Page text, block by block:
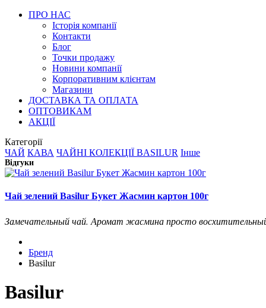
ПРО НАС
Історія компанії
Контакти
Блог
Точки продажу
Новини компанії
Корпоративним клієнтам
Магазини
ДОСТАВКА ТА ОПЛАТА
ОПТОВИКАМ
АКЦІЇ
Категорії
ЧАЙ КАВА ЧАЙНІ КОЛЕКЦІЇ BASILUR Інше
Відгуки
Чай зелений Basilur Букет Жасмин картон 100г
Замечательный чай. Аромат жасмина просто
Бренд
Basilur
Basilur